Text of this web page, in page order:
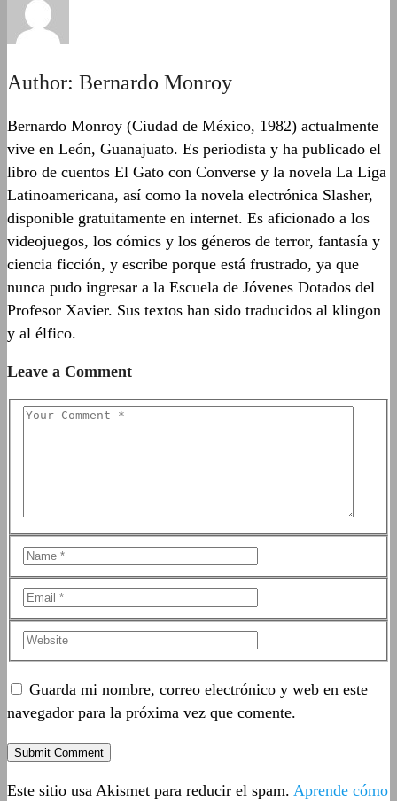
Author: Bernardo Monroy
Bernardo Monroy (Ciudad de México, 1982) actualmente
vive en León, Guanajuato. Es periodista y ha publicado el
libro de cuentos El Gato con Converse y la novela La Liga
Latinoamericana, así como la novela electrónica Slasher,
disponible gratuitamente en internet. Es aficionado a los
videojuegos, los cómics y los géneros de terror, fantasía y
ciencia ficción, y escribe porque está frustrado, ya que
nunca pudo ingresar a la Escuela de Jóvenes Dotados del
Profesor Xavier. Sus textos han sido traducidos al klingon
y al élfico.
Leave a Comment
Guarda mi nombre, correo electrónico y web en este
navegador para la próxima vez que comente.
Este sitio usa Akismet para reducir el spam. Aprende cómo